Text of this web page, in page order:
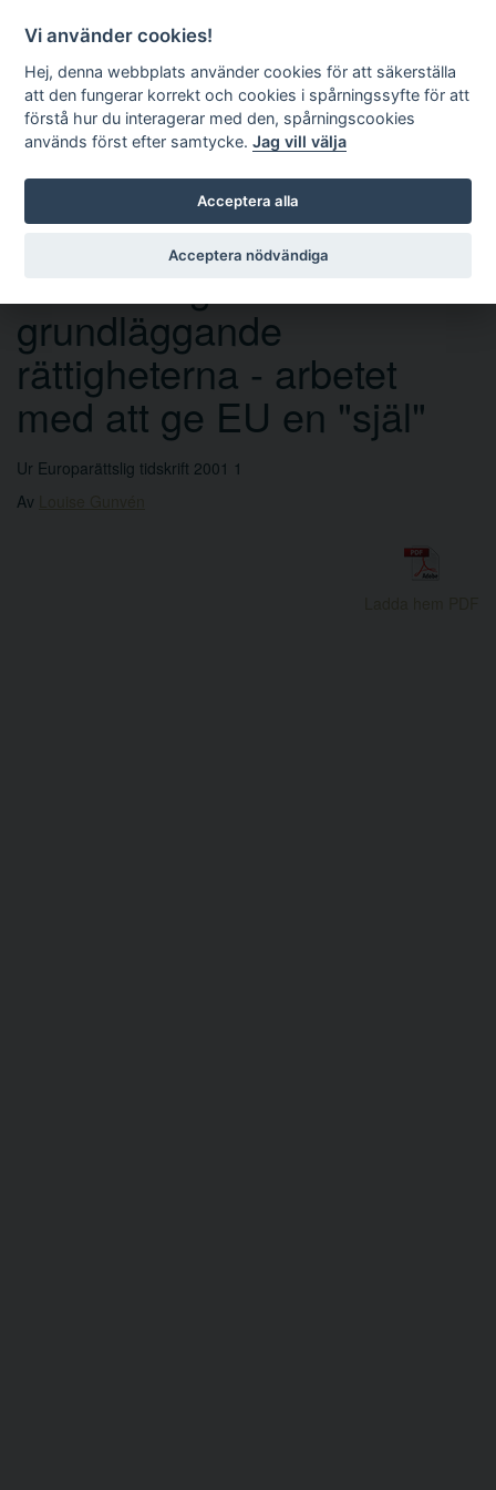
Sök
grundläggande
rättigheterna - arbetet
med att ge EU en "själ"
Ur Europarättslig tidskrift 2001 1
Av
Vi använder cookies!
Hej, denna webbplats använder cookies för att säkerställa
att den fungerar korrekt och cookies i spårningssyfte för att
förstå hur du interagerar med den, spårningscookies
används först efter samtycke.Jag vill välja
Acceptera alla
Acceptera nödvändiga